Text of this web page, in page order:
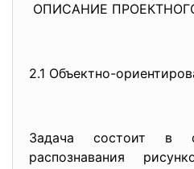
ОПИСАНИЕ
2.1 Объектно-
Задача состоит в
распознавания